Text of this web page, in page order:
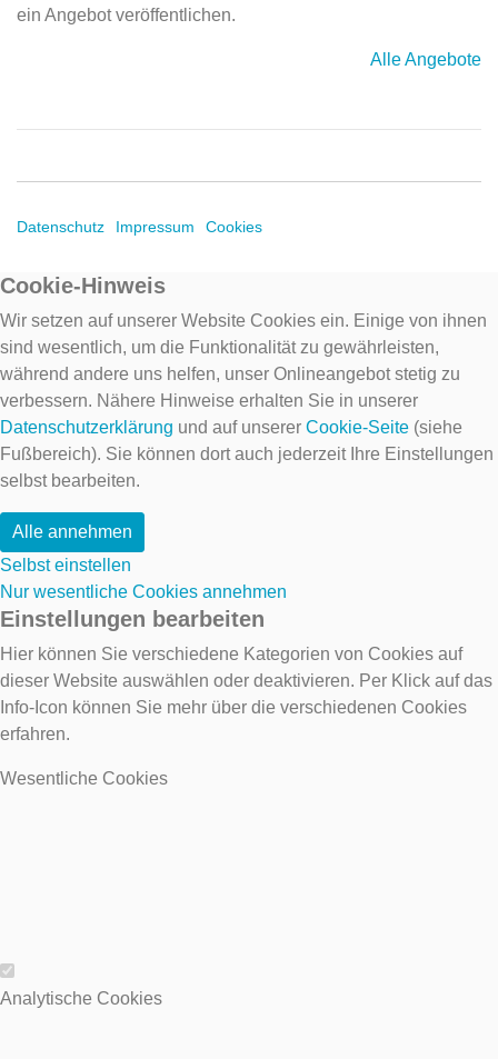
ein Angebot veröffentlichen.
Alle Angebote
Datenschutz Impressum Cookies
Cookie-Hinweis
Wir setzen auf unserer Website Cookies ein. Einige von ihnen
sind wesentlich, um die Funktionalität zu gewährleisten,
während andere uns helfen, unser Onlineangebot stetig zu
verbessern. Nähere Hinweise erhalten Sie in unserer
Datenschutzerklärung und auf unserer Cookie-Seite (siehe
Fußbereich). Sie können dort auch jederzeit Ihre Einstellungen
selbst bearbeiten.
Alle annehmen
Selbst einstellen
Nur wesentliche Cookies annehmen
Einstellungen bearbeiten
Hier können Sie verschiedene Kategorien von Cookies auf
dieser Website auswählen oder deaktivieren. Per Klick auf das
Info-Icon können Sie mehr über die verschiedenen Cookies
erfahren.
Wesentliche Cookies
Wesentliche Cookies
Analytische Cookies